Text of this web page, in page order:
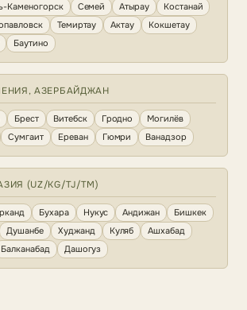
Каменогорск Семей Атырау
Костанай
Темиртау Актау
Кокшетау
Баутино
АЗЕРБАЙДЖАН
Брест Витебск Гродно
Могилёв
Сумгаит Ереван Гюмри Ванадзор
(UZ/KG/TJ/TM)
Бухара Нукус Андижан
Бишкек
Душанбе Худжанд Куляб
Ашхабад
Балканабад Дашогуз